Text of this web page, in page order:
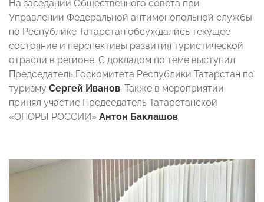
На заседании Общественного совета при
Управлении Федеральной антимонопольной службы
по Республике Татарстан обсуждались текущее
состояние и перспективы развития туристической
отрасли в регионе. С докладом по теме выступил
Председатель Госкомитета Республики Татарстан по
туризму Сергей Иванов. Также в мероприятии
принял участие Председатель Татарстанской
«ОПОРЫ РОССИИ» Антон Баклашов.